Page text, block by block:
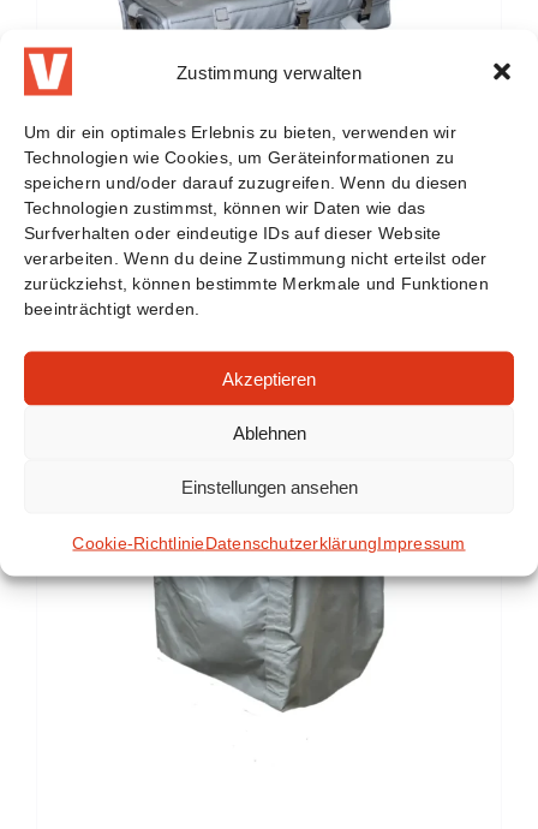
Zustimmung verwalten
Um dir ein optimales Erlebnis zu bieten, verwenden wir
Technologien wie Cookies, um Geräteinformationen zu
speichern und/oder darauf zuzugreifen. Wenn du diesen
Technologien zustimmst, können wir Daten wie das
Surfverhalten oder eindeutige IDs auf dieser Website
verarbeiten. Wenn du deine Zustimmung nicht erteilst oder
zurückziehst, können bestimmte Merkmale und Funktionen
beeinträchtigt werden.
Akzeptieren
Ablehnen
Einstellungen ansehen
Cookie-RichtlinieDatenschutzerklärungImpressum
E-Bike Akkutaschen